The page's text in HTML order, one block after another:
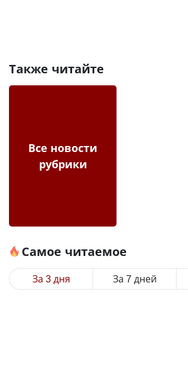
Также читайте
Все новости
рубрики
Самое читаемое
За 3 дня За 7 дней